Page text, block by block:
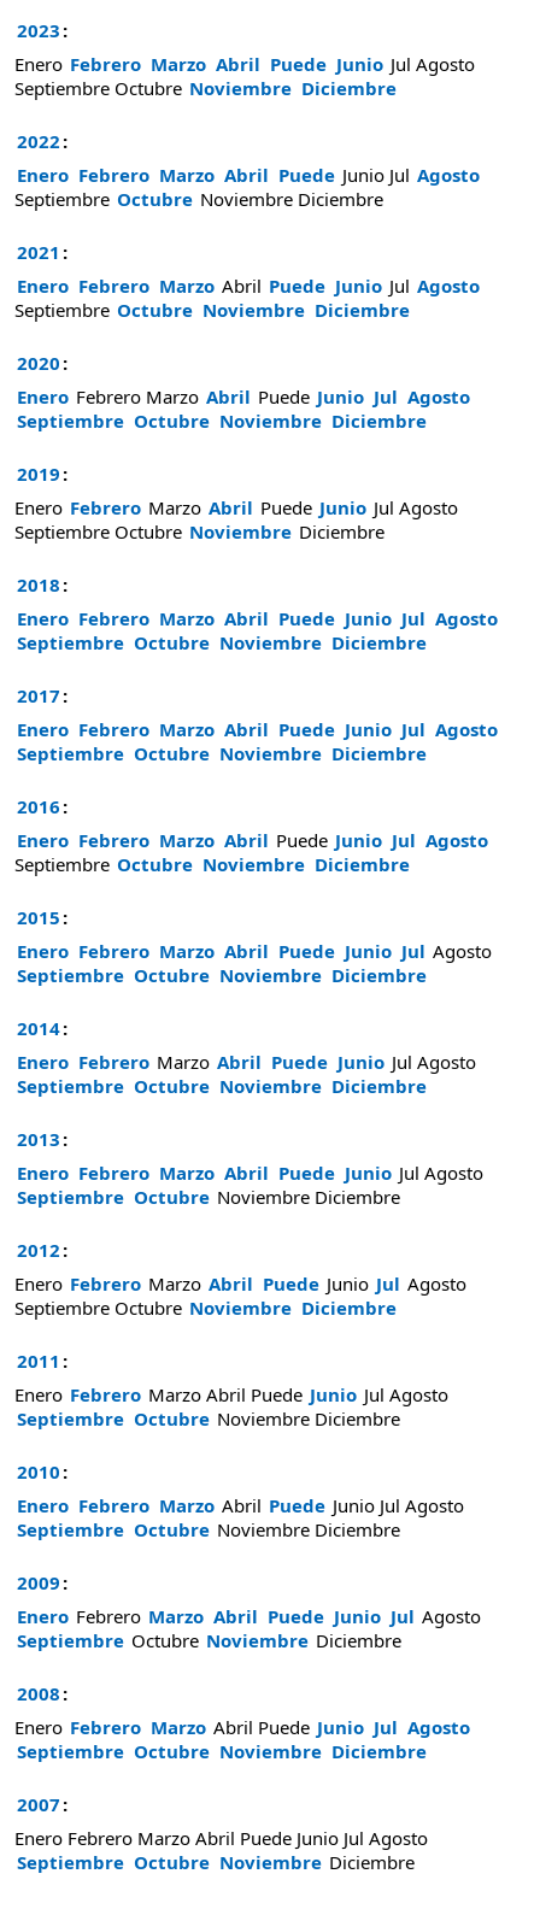
2023 :
Enero Febrero Marzo Abril Puede Junio Jul Agosto
Septiembre Octubre Noviembre Diciembre
2022 :
Enero Febrero Marzo Abril Puede Junio Jul Agosto
Septiembre Octubre Noviembre Diciembre
2021 :
Enero Febrero Marzo Abril Puede Junio Jul Agosto
Septiembre Octubre Noviembre Diciembre
2020 :
Enero Febrero Marzo Abril Puede Junio Jul Agosto
Septiembre Octubre Noviembre Diciembre
2019 :
Enero Febrero Marzo Abril Puede Junio Jul Agosto
Septiembre Octubre Noviembre Diciembre
2018 :
Enero Febrero Marzo Abril Puede Junio Jul Agosto
Septiembre Octubre Noviembre Diciembre
2017 :
Enero Febrero Marzo Abril Puede Junio Jul Agosto
Septiembre Octubre Noviembre Diciembre
2016 :
Enero Febrero Marzo Abril Puede Junio Jul Agosto
Septiembre Octubre Noviembre Diciembre
2015 :
Enero Febrero Marzo Abril Puede Junio Jul Agosto
Septiembre Octubre Noviembre Diciembre
2014:
Enero Febrero Marzo Abril Puede Junio Jul Agosto
Septiembre Octubre Noviembre Diciembre
2013 :
Enero Febrero Marzo Abril Puede Junio Jul Agosto
Septiembre Octubre Noviembre Diciembre
2012 :
Enero Febrero Marzo Abril Puede Junio Jul Agosto
Septiembre Octubre Noviembre Diciembre
2011 :
Enero Febrero Marzo Abril Puede Junio Jul Agosto
Septiembre Octubre Noviembre Diciembre
2010 :
Enero Febrero Marzo Abril Puede Junio Jul Agosto
Septiembre Octubre Noviembre Diciembre
2009 :
Enero Febrero Marzo Abril Puede Junio Jul Agosto
Septiembre Octubre Noviembre Diciembre
2008 :
Enero Febrero Marzo Abril Puede Junio Jul Agosto
Septiembre Octubre Noviembre Diciembre
2007 :
Enero Febrero Marzo Abril Puede Junio Jul Agosto
Septiembre Octubre Noviembre Diciembre